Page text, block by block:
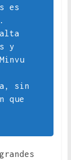
es
.
y
sin
que